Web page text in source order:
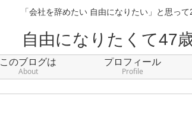
「会社を辞めたい 自由になりたい」と思っ
自由になりたくて47
このブログは
About
プロフィール
Profile